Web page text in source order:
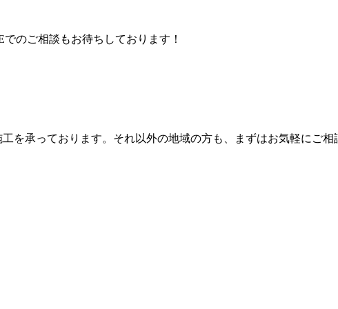
を承っております。それ以外の地域の方も、まずはお気軽にご相